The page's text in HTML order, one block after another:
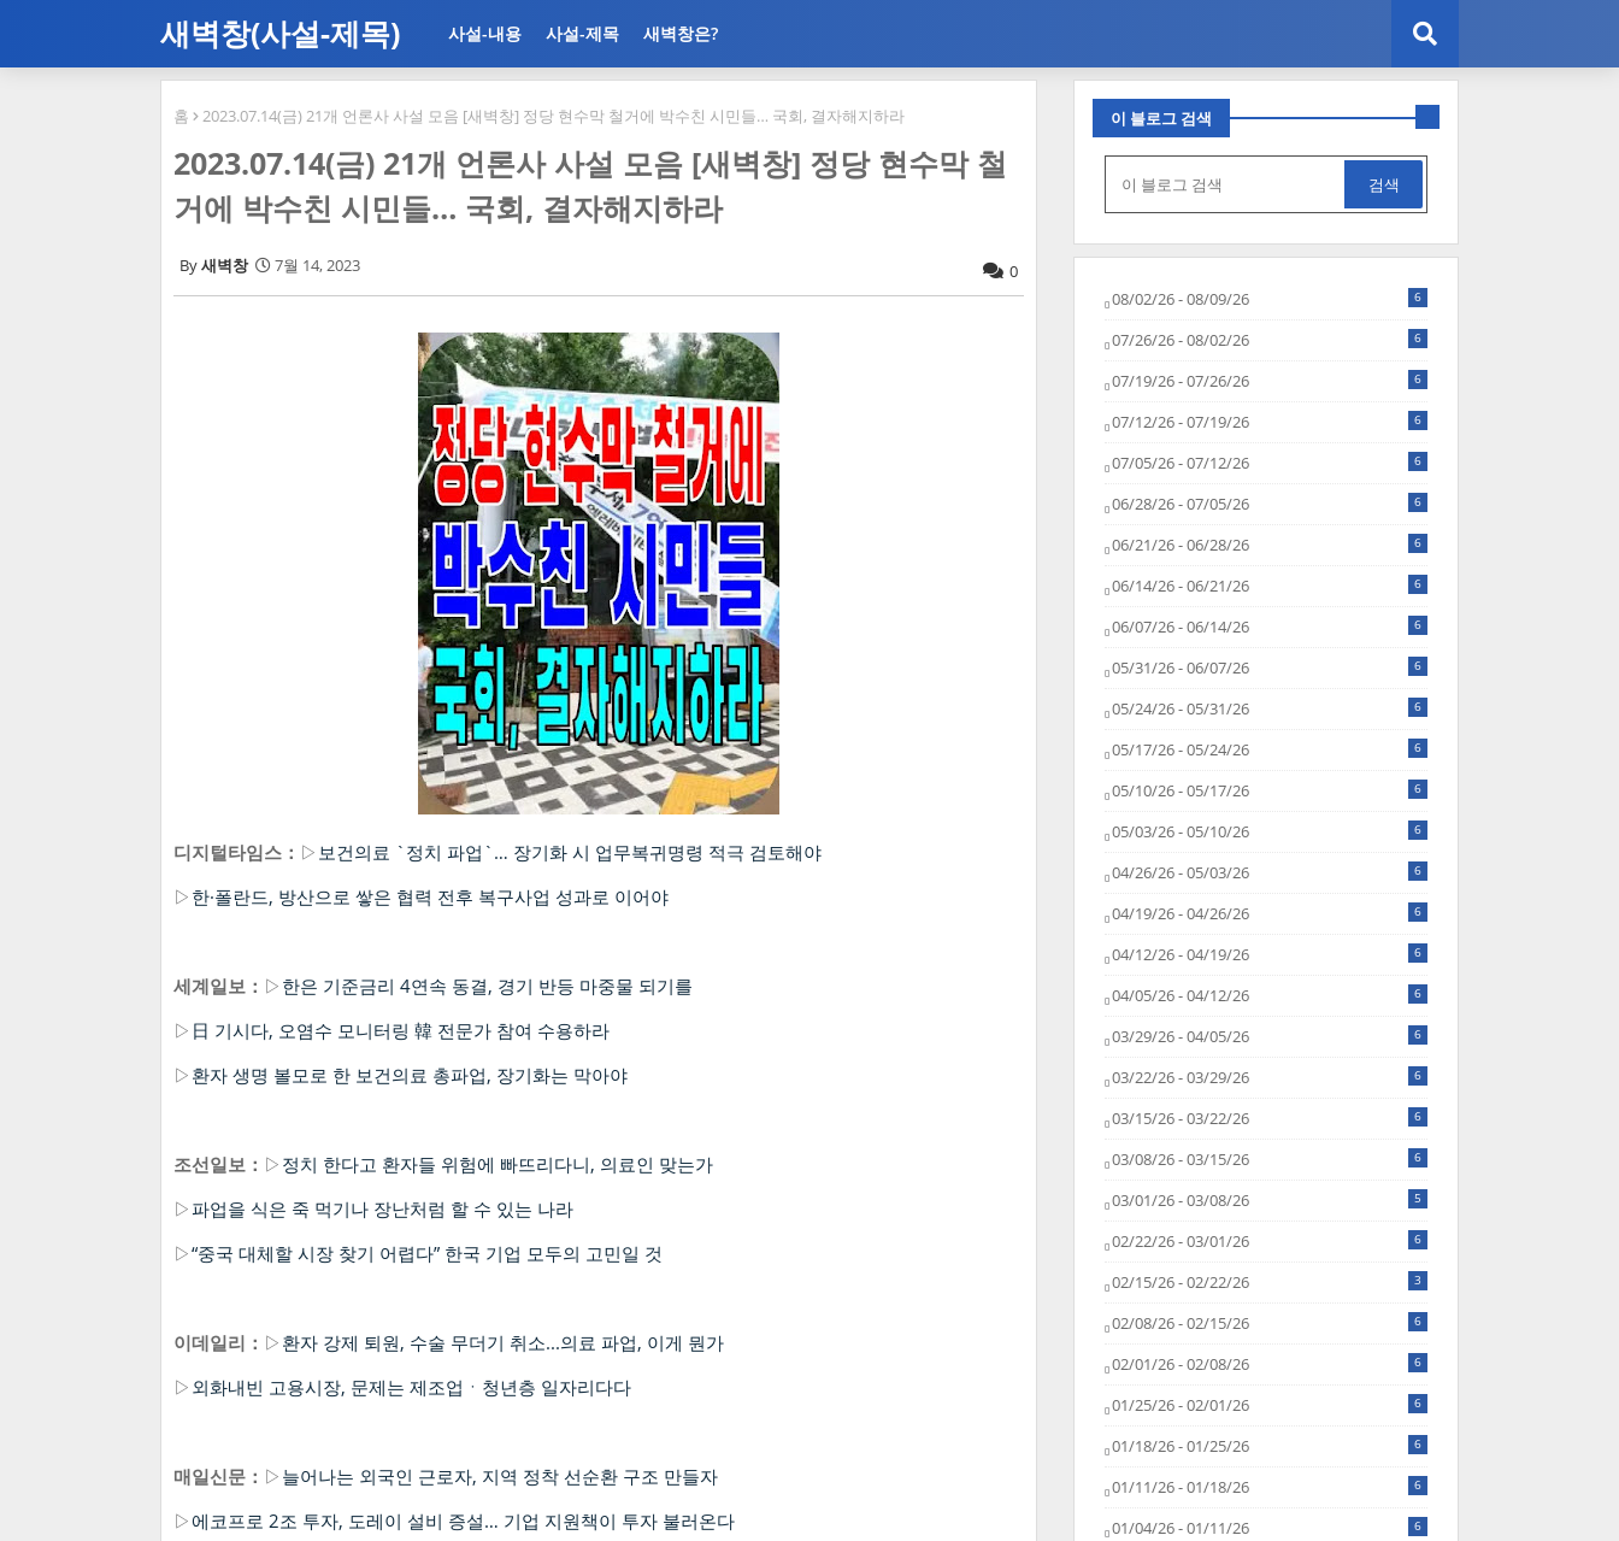
새벽창(사설-제목) 사설-내용 사설-제목 새벽창은?
홈 2023.07.14(금) 21개 언론사 사설 모음 [새벽창] 정당 현수막 철거에 박수친 시민들… 국회, 결자해지하라
2023.07.14(금) 21개 언론사 사설 모음 [새벽창] 정당 현수막 철
거에 박수친 시민들… 국회, 결자해지하라
새벽창 7월 14, 2023 0
디지털타임스： ▷ 보건의료 `정치 파업`… 장기화 시 업무복귀명령 적극 검토해야
▷ 한·폴란드, 방산으로 쌓은 협력 전후 복구사업 성과로 이어야
세계일보： ▷ 한은 기준금리 4연속 동결, 경기 반등 마중물 되기를
▷ 日 기시다, 오염수 모니터링 韓 전문가 참여 수용하라
▷ 환자 생명 볼모로 한 보건의료 총파업, 장기화는 막아야
조선일보： ▷ 정치 한다고 환자들 위험에 빠뜨리다니, 의료인 맞는가
▷ 파업을 식은 죽 먹기나 장난처럼 할 수 있는 나라
▷“중국 대체할 시장 찾기 어렵다” 한국 기업 모두의 고민일 것
이데일리： ▷ 환자 강제 퇴원, 수술 무더기 취소...의료 파업, 이게 뭔가
▷ 외화내빈 고용시장, 문제는 제조업ㆍ청년층 일자리다다
매일신문： ▷ 늘어나는 외국인 근로자, 지역 정착 선순환 구조 만들자
▷에코프로 2조 투자, 도레이 설비 증설… 기업 지원책이 투자 불러온다
이 블로그 검색
08/02/26 - 08/09/26 6
07/26/26 - 08/02/26 6
07/19/26 - 07/26/26 6
07/12/26 - 07/19/26 6
07/05/26 - 07/12/26 6
06/28/26 - 07/05/26 6
06/21/26 - 06/28/26 6
06/14/26 - 06/21/26 6
06/07/26 - 06/14/26 6
05/31/26 - 06/07/26 6
05/24/26 - 05/31/26 6
05/17/26 - 05/24/26 6
05/10/26 - 05/17/26 6
05/03/26 - 05/10/26 6
04/26/26 - 05/03/26 6
04/19/26 - 04/26/26 6
04/12/26 - 04/19/26 6
04/05/26 - 04/12/26 6
03/29/26 - 04/05/26 6
03/22/26 - 03/29/26 6
03/15/26 - 03/22/26 6
03/08/26 - 03/15/26 6
03/01/26 - 03/08/26 5
02/22/26 - 03/01/26 6
02/15/26 - 02/22/26 3
02/08/26 - 02/15/26 6
02/01/26 - 02/08/26 6
01/25/26 - 02/01/26 6
01/18/26 - 01/25/26 6
01/11/26 - 01/18/26 6
01/04/26 - 01/11/26 6